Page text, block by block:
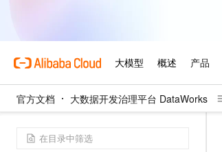
官方文档 大数据开发治理平台 DataWorks